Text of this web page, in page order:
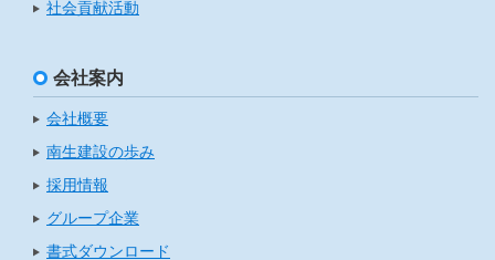
社会貢献活動
会社案内
会社概要
南生建設の歩み
採用情報
グループ企業
書式ダウンロード